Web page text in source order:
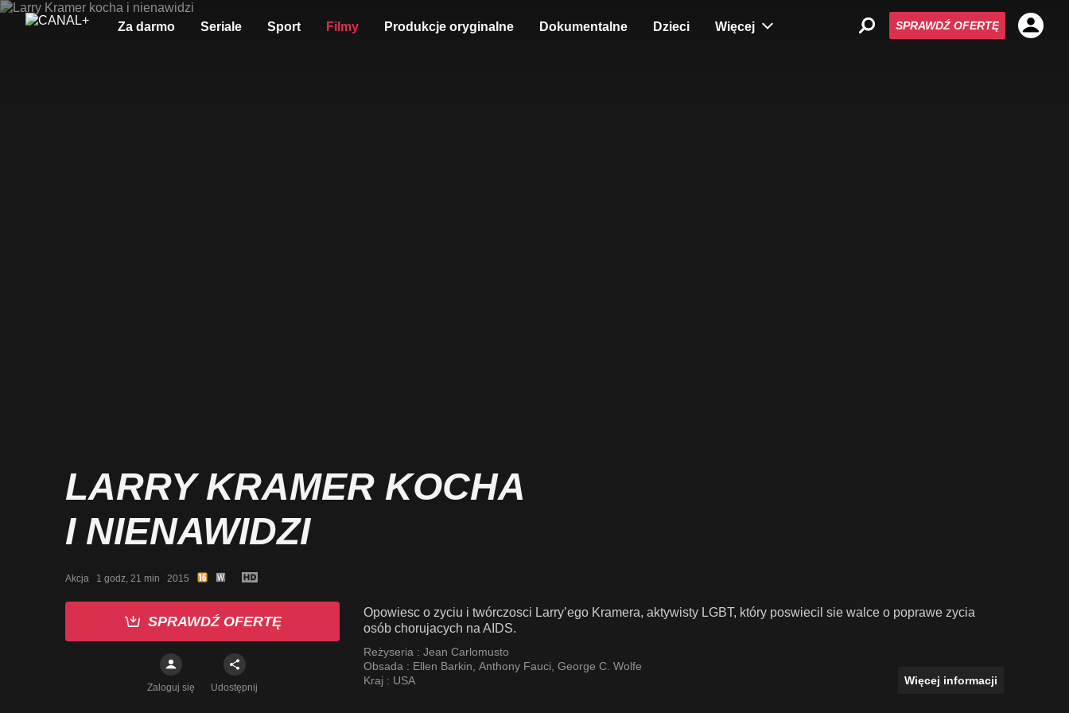
Za darmo Seriale Sport Filmy Produkcje oryginalne Dokumentalne Dzieci Więcej SPRAWDŹ OFERTĘ
LARRY KRAMER KOCHA
I NIENAWIDZI
Akcja   1 godz, 21 min   2015
SPRAWDŹ OFERTĘ
Zaloguj się Udostępnij
Opowiesc o zyciu i twórczosci Larry’ego Kramera, aktywisty LGBT, który poswiecil sie walce o poprawe zycia
osób chorujacych na AIDS.
Reżyseria : Jean Carlomusto
Obsada : Ellen Barkin Anthony Fauci George C. Wolfe
Kraj : USA Więcej informacji